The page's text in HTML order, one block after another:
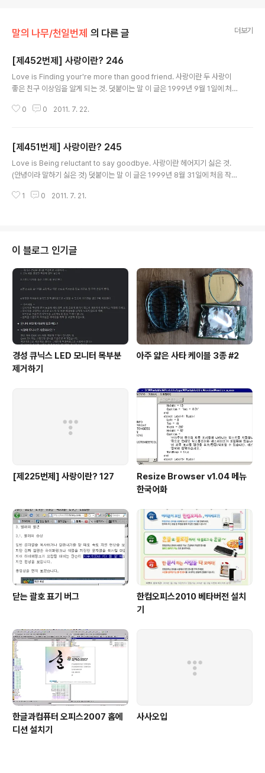
말의 나무/천일번제 의 다른 글 더보기
[제452번제] 사랑이란? 246
Love is Finding your're more than good friend. 사랑이란 두 사랑이
좋은 친구 이상임을 알게 되는 것. 덧붙이는 말 이 글은 1999년 9월 1일에 처음
0 0 2011. 7. 22.
[제451번제] 사랑이란? 245
Love is Being reluctant to say goodbye. 사랑이란 헤어지기 싫은 것.
(안녕이라 말하기 싫은 것) 덧붙이는 말 이 글은 1999년 8월 31일에 처음 작성
1 0 2011. 7. 21.
이 블로그 인기글
경성 큐닉스 LED 모니터 목부분
제거하기
아주 얇은 사타 케이블 3종 #2
[제225번제] 사랑이란? 127
Resize Browser v1.04 메뉴
한국어화
닫는 괄호 표기 버그
한컴오피스2010 베타버전 설치
기
한글과컴퓨터 오피스2007 홈에
디션 설치기
사사오입